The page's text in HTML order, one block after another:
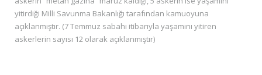
yitirdiği Milli Savunma Bakanlığı tarafından kamuoyuna
açıklanmıştır. (7 Temmuz sabahı itibarıyla yaşamını yitiren
askerlerin sayısı 12 olarak açıklanmıştır)